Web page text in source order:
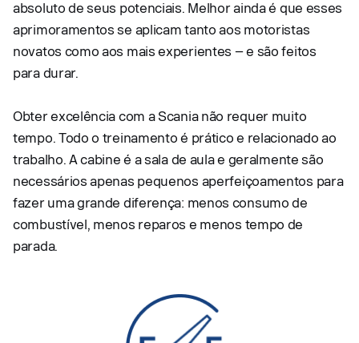
absoluto de seus potenciais. Melhor ainda é que esses
aprimoramentos se aplicam tanto aos motoristas
novatos como aos mais experientes – e são feitos
para durar.
Obter excelência com a Scania não requer muito
tempo. Todo o treinamento é prático e relacionado ao
trabalho. A cabine é a sala de aula e geralmente são
necessários apenas pequenos aperfeiçoamentos para
fazer uma grande diferença: menos consumo de
combustível, menos reparos e menos tempo de
parada.